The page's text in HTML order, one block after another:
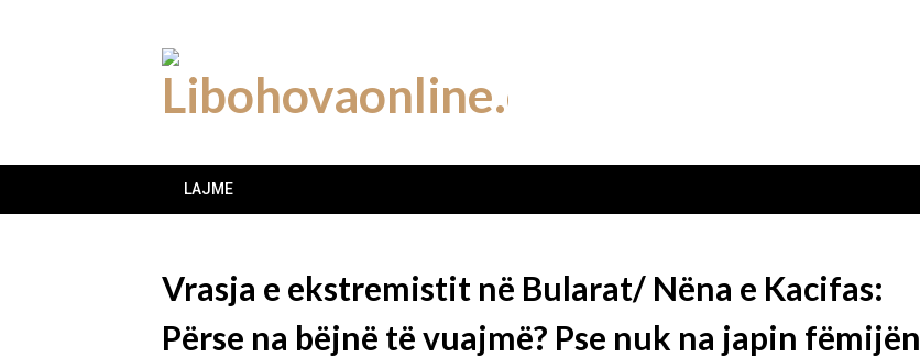
LAJME
Vrasja e ekstremistit në Bularat/ Nëna e Kacifas:
Përse na bëjnë të vuajmë? Pse nuk na japin fëmijën